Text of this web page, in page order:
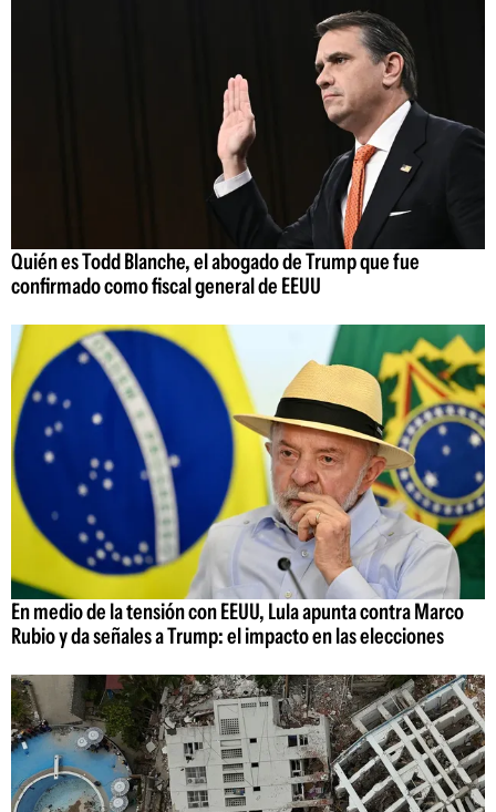
Quién es Todd Blanche, el abogado de Trump que fue
confirmado como fiscal general de EEUU
En medio de la tensión con EEUU, Lula apunta contra Marco
Rubio y da señales a Trump: el impacto en las elecciones